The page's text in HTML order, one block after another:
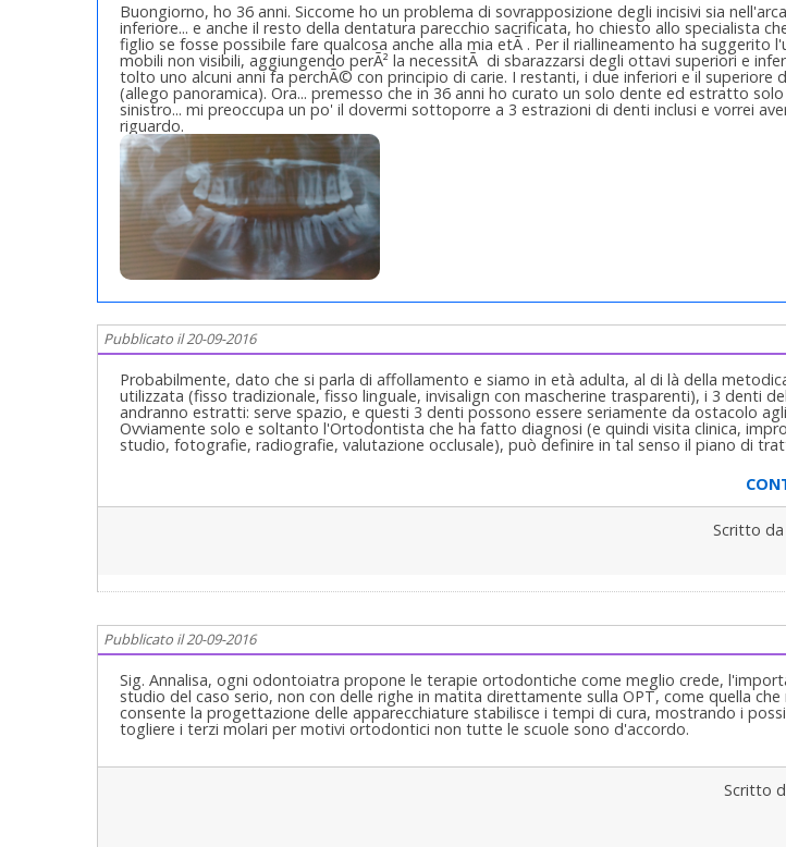
Buongiorno, ho 36 anni. Siccome ho un problema di sovrapposizione degli incisivi sia
inferiore... e anche il resto della dentatura parecchio sacrificata, ho chiesto allo specialista
figlio se fosse possibile fare qualcosa anche alla mia etÃ . Per il riallineamento ha suggerito
mobili non visibili, aggiungendo perÃ² la necessitÃ di sbarazzarsi degli ottavi superiori e
tolto uno alcuni anni fa perchÃ© con principio di carie. I restanti, i due inferiori e il superiore
(allego panoramica). Ora... premesso che in 36 anni ho curato un solo dente ed estratto
sinistro... mi preoccupa un po' il dovermi sottoporre a 3 estrazioni di denti inclusi e vorrei
riguardo.
Pubblicato il 20-09-2016
Probabilmente, dato che si parla di affollamento e siamo in età adulta, al di là della
utilizzata (fisso tradizionale, fisso linguale, invisalign con mascherine trasparenti), i 3 denti
andranno estratti: serve spazio, e questi 3 denti possono essere seriamente da ostacolo
Ovviamente solo e soltanto l'Ortodontista che ha fatto diagnosi (e quindi visita clinica,
studio, fotografie, radiografie, valutazione occlusale), può definire in tal senso il piano di
Scritto da
Pubblicato il 20-09-2016
Sig. Annalisa, ogni odontoiatra propone le terapie ortodontiche come meglio crede,
studio del caso serio, non con delle righe in matita direttamente sulla OPT, come quella
consente la progettazione delle apparecchiature stabilisce i tempi di cura, mostrando i
togliere i terzi molari per motivi ortodontici non tutte le scuole sono d'accordo.
Scritto